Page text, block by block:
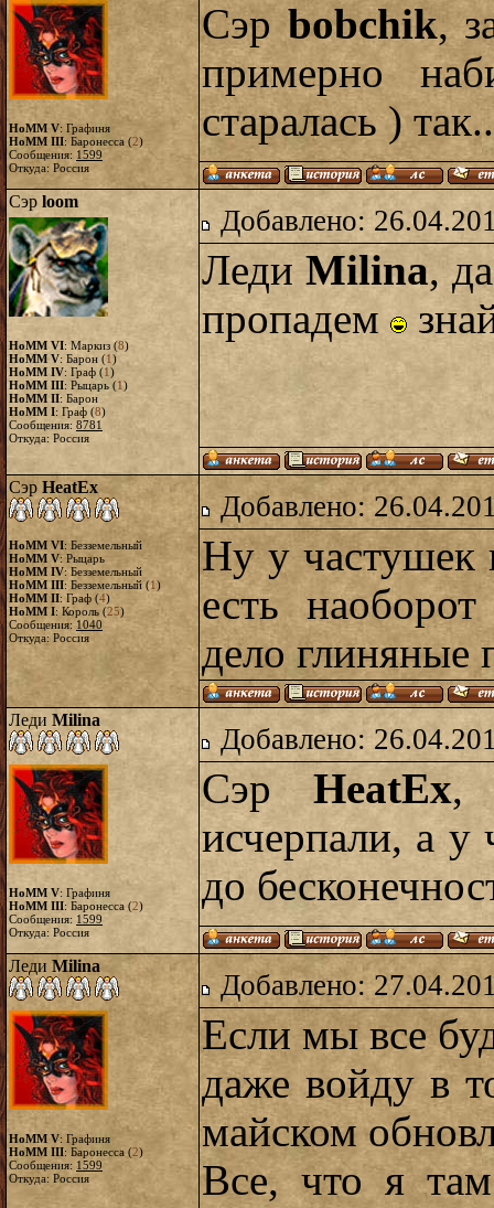
HoMM V: Графиня
HoMM III: Баронесса (2)
Сообщения: 1599
Откуда: Россия
Сэрbobchik,
примерно
старалась )
Сэр loom
HoMM VI: Маркиз (8)
HoMM V: Барон (1)
HoMM IV: Граф (1)
HoMM III: Рыцарь (1)
HoMM II: Барон
HoMM I: Граф (8)
Сообщения: 8781
Откуда: Россия
Добавлено:
ЛедиMilina,
пропадем
Сэр HeatEx
HoMM VI: Безземельный
HoMM V: Рыцарь
HoMM IV: Безземельный
HoMM III: Безземельный (1)
HoMM II: Граф (4)
HoMM I: Король (25)
Сообщения:1040
Откуда: Россия
Добавлено:
Ну у частушек
есть
дело глиняные
Леди Milina
HoMM V: Графиня
HoMM III: Баронесса (2)
Сообщения: 1599
Откуда: Россия
Добавлено:
Сэр HeatEx,
исчерпали, а
до
Леди Milina
HoMM V: Графиня
HoMM III: Баронесса (2)
Сообщения: 1599
Откуда: Россия
Добавлено:
Если мы все
даже войду в
майском
Все, что я